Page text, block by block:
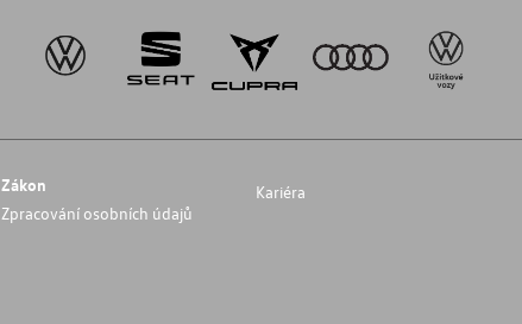
Zákon
Zpracování osobních údajů
Kariéra